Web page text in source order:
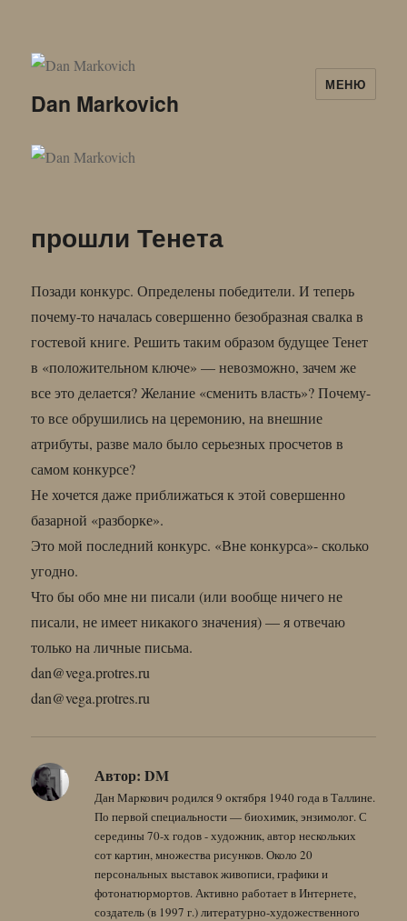
Dan Markovich
МЕНЮ
прошли Тенета
Позади конкурс. Определены победители. И теперь
почему-то началась совершенно безобразная свалка в
гостевой книге. Решить таким образом будущее Тенет
в «положительном ключе» — невозможно, зачем же
все это делается? Желание «сменить власть»? Почему-
то все обрушились на церемонию, на внешние
атрибуты, разве мало было серьезных просчетов в
самом конкурсе?
Не хочется даже приближаться к этой совершенно
базарной «разборке».
Это мой последний конкурс. «Вне конкурса»- сколько
угодно.
Что бы обо мне ни писали (или вообще ничего не
писали, не имеет никакого значения) — я отвечаю
только на личные письма.
dan@vega.protres.ru
dan@vega.protres.ru
Автор: DM
Дан Маркович родился 9 октября 1940 года в Таллине.
По первой специальности — биохимик, энзимолог. С
середины 70-х годов - художник, автор нескольких
сот картин, множества рисунков. Около 20
персональных выставок живописи, графики и
фотонатюрмортов. Активно работает в Интернете,
создатель (в 1997 г.) литературно-художественного